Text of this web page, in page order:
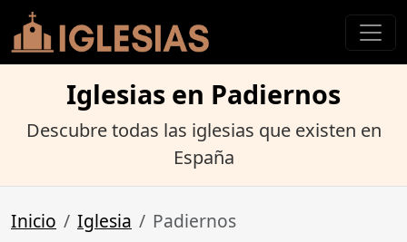
Iglesias en Padiernos
Descubre todas las iglesias que existen en
España
Inicio Iglesia Padiernos